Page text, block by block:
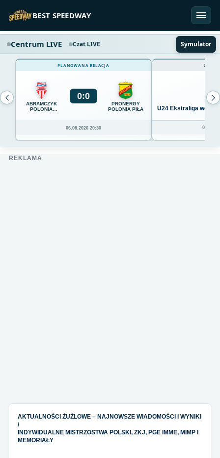
BEST SPEEDWAY
Centrum LIVE Czat LIVE Symulator
PLANOWANA RELACJA
ABRAMCZYK
POLONIA
0:0
PRONERGY
POLONIA PIŁA
06.08.2026 20:30
U24 Ekstraliga we
REKLAMA
AKTUALNOŚCI ŻUŻLOWE – NAJNOWSZE WIADOMOŚCI I WYNIKI
/
INDYWIDUALNE MISTRZOSTWA POLSKI, ZKJ, PGE IMME, MIMP I
MEMORIAŁY